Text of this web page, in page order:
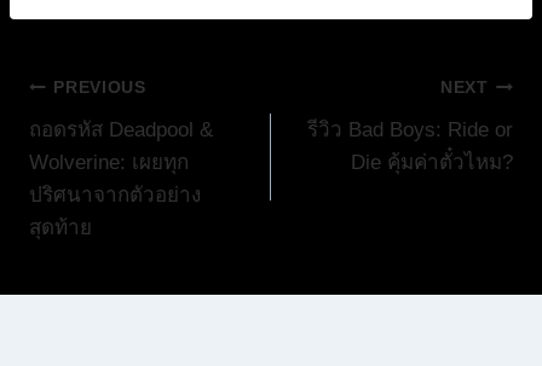
แนะแนว
เรื่อง
PREVIOUS
ถอดรหัส Deadpool &
Wolverine: เผยทุก
ปริศนาจากตัวอย่าง
สุดท้าย
NEXT
รีวิว Bad Boys: Ride or
Die คุ้มค่าตั๋วไหม?